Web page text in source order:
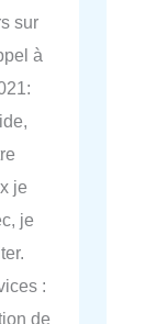
sur
à
je
je
:
de